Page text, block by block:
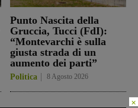
Punto Nascita della
Gruccia, Tucci (FdI):
“Montevarchi è sulla
giusta strada di un
aumento dei parti”
Politica 8 Agosto 2026
×